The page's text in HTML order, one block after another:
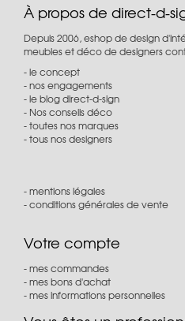
À propos de direct-d-
Depuis 2006, eshop de design
meubles et déco de designers
le concept
nos engagements
le blog direct-d-sign
Nos conseils déco
toutes nos marques
tous nos designers
mentions légales
conditions générales de vente
Votre compte
mes commandes
mes bons d'achat
mes informations personnelles